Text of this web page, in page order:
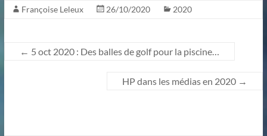
Françoise Leleux 26/10/2020 2020
← 5 oct 2020 : Des balles de golf pour la piscine…
HP dans les médias en 2020 →